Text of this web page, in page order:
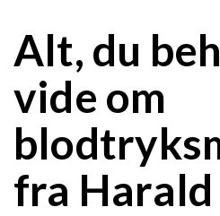
Alt, du
vide om
fra